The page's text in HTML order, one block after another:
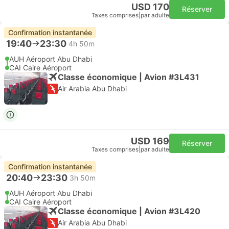
USD 170
Taxes comprises par adulte
Réserver
Confirmation instantanée
19:40 23:30 4h 50m
AUH Aéroport Abu Dhabi
CAI Caire Aéroport
Classe économique | Avion #3L431
Air Arabia Abu Dhabi
USD 169
Taxes comprises par adulte
Réserver
Confirmation instantanée
20:40 23:30 3h 50m
AUH Aéroport Abu Dhabi
CAI Caire Aéroport
Classe économique | Avion #3L420
Air Arabia Abu Dhabi